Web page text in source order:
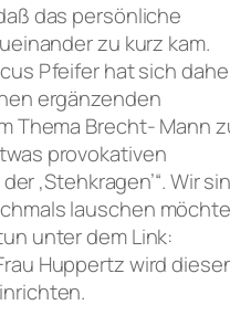
das persönliche
zu kurz kam.
Pfeifer hat sich
ergänzenden
Thema Brecht- Mann
provokativen
‚Stehkragen’“. Wir
lauschen
unter dem Link:
Huppertz wird